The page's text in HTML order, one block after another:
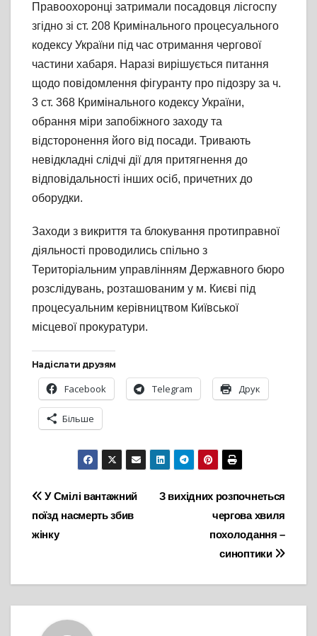
Правоохоронці затримали посадовця лісгоспу
згідно зі ст. 208 Кримінального процесуального
кодексу України під час отримання чергової
частини хабаря. Наразі вирішується питання
щодо повідомлення фігуранту про підозру за ч.
3 ст. 368 Кримінального кодексу України,
обрання міри запобіжного заходу та
відсторонення його від посади. Тривають
невідкладні слідчі дії для притягнення до
відповідальності інших осіб, причетних до
оборудки.
Заходи з викриття та блокування протиправної
діяльності проводились спільно з
Територіальним управлінням Державного бюро
розслідувань, розташованим у м. Києві під
процесуальним керівництвом Київської
місцевої прокуратури.
Надіслати друзям
Facebook Telegram Друк
Більше
Навігація
записів
З вихідних розпочнеться
чергова хвиля
похолодання –
синоптики
У Смілі вантажний
поїзд насмерть збив
жінку